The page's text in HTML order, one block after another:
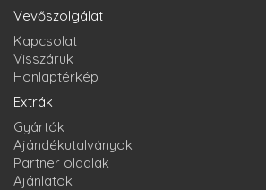
Vevőszolgálat
Kapcsolat
Visszáruk
Honlaptérkép
Extrák
Gyártók
Ajándékutalványok
Partner oldalak
Ajánlatok